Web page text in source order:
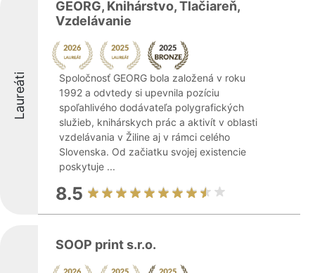
Laureáti
GEORG, Knihárstvo, Tlačiareň,
Vzdelávanie
Spoločnosť GEORG bola založená v roku
1992 a odvtedy si upevnila pozíciu
spoľahlivého dodávateľa polygrafických
služieb, knihárskych prác a aktivít v oblasti
vzdelávania v Žiline aj v rámci celého
Slovenska. Od začiatku svojej existencie
poskytuje ...
8.5
SOOP print s.r.o.